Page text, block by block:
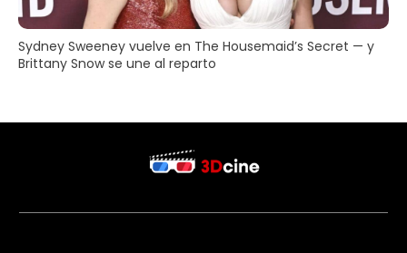
Sydney Sweeney vuelve en The Housemaid’s Secret — y
Brittany Snow se une al reparto